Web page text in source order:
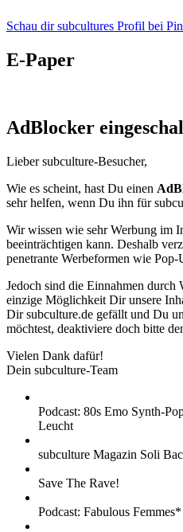
Schau dir subcultures Profil bei
E-Paper
AdBlocker
Lieber subculture-Besucher,
Wie es scheint, hast Du einen
sehr helfen, wenn Du ihn für
Wir wissen wie sehr Werbung im
beeinträchtigen kann. Deshalb
penetrante Werbeformen wie
Jedoch sind die Einnahmen durch
einzige Möglichkeit Dir unsere
Dir subculture.de gefällt und Du
möchtest, deaktiviere doch bitte
Vielen Dank dafür!
Dein subculture-Team
Podcast: 80s Emo Synth-
Leucht
subculture Magazin Soli
Save The Rave!
Podcast: Fabulous